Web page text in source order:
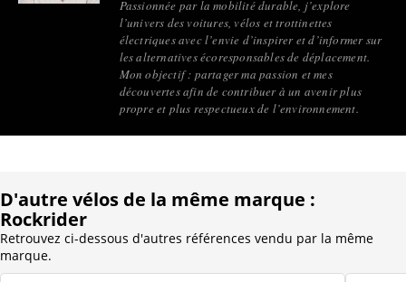
Passionnée par la mobilité durable, j’explore
l’univers des voitures, vélos et trottinettes
électriques avec l’envie d’inspirer et d’informer sur
les alternatives écoresponsables de déplacement.
Mon objectif : partager ma passion et mes
découvertes afin de contribuer à un avenir plus
propre et plus respectueux de l’environnement.
D'autre vélos de la même marque :
Rockrider
Retrouvez ci-dessous d'autres références vendu par la même
marque.